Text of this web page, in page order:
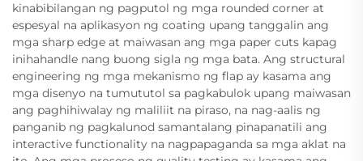
kinabibilangan ng pagputol ng mga rounded corner at
espesyal na aplikasyon ng coating upang tanggalin ang
mga sharp edge at maiwasan ang mga paper cuts kapag
inihahandle nang buong sigla ng mga bata. Ang structural
engineering ng mga mekanismo ng flap ay kasama ang
mga disenyo na tumututol sa pagkabulok upang maiwasan
ang paghihiwalay ng maliliit na piraso, na nag-aalis ng
panganib ng pagkalunod samantalang pinapanatili ang
interactive functionality na nagpapaganda sa mga aklat na